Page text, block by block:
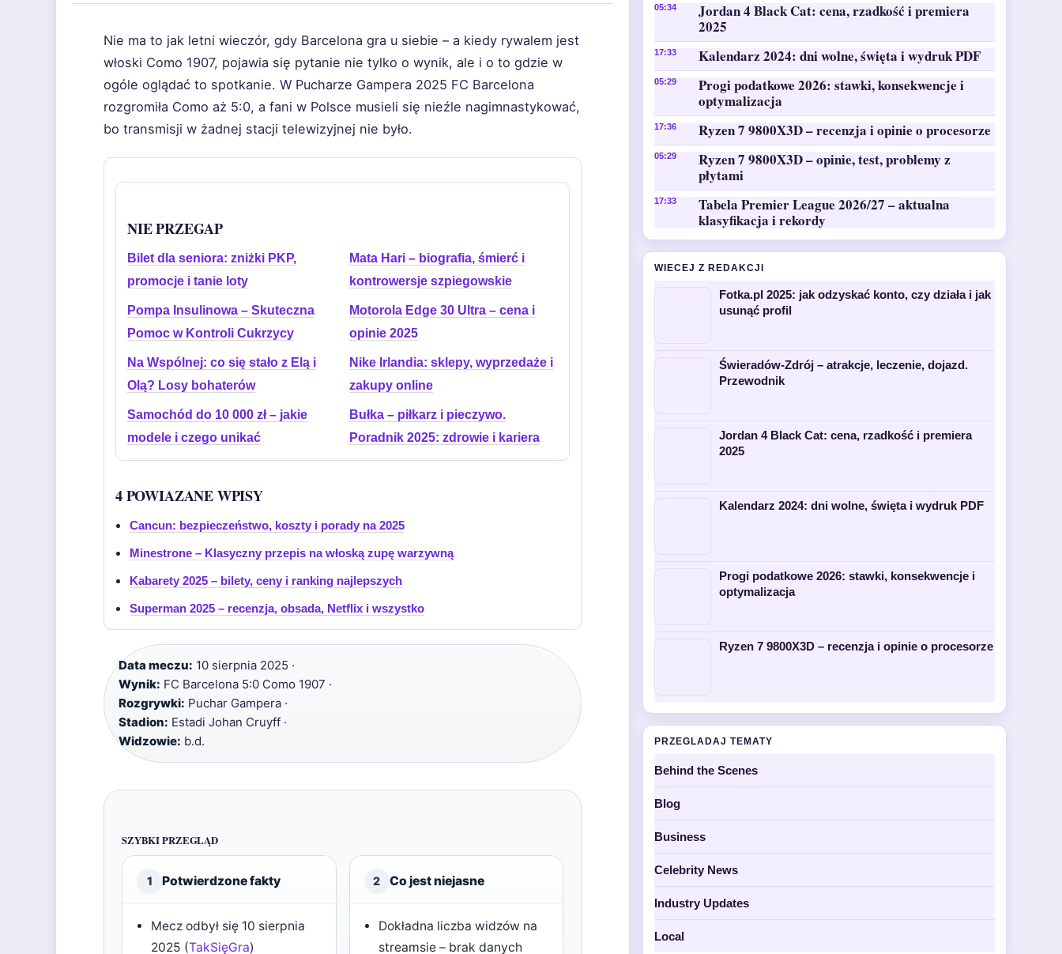
Nie ma to jak letni wieczór, gdy Barcelona gra u siebie – a kiedy rywalem jest
włoski Como 1907, pojawia się pytanie nie tylko o wynik, ale i o to gdzie w
ogóle oglądać to spotkanie. W Pucharze Gampera 2025 FC Barcelona
rozgromiła Como aż 5:0, a fani w Polsce musieli się nieźle nagimnastykować,
bo transmisji w żadnej stacji telewizyjnej nie było.
NIE PRZEGAP
Bilet dla seniora: zniżki PKP,
promocje i tanie loty
Mata Hari – biografia, śmierć i
kontrowersje szpiegowskie
Pompa Insulinowa – Skuteczna
Pomoc w Kontroli Cukrzycy
Motorola Edge 30 Ultra – cena i
opinie 2025
Na Wspólnej: co się stało z Elą i
Olą? Losy bohaterów
Nike Irlandia: sklepy, wyprzedaże i
zakupy online
Samochód do 10 000 zł – jakie
modele i czego unikać
Bułka – piłkarz i pieczywo.
Poradnik 2025: zdrowie i kariera
4 POWIAZANE WPISY
Cancun: bezpieczeństwo, koszty i porady na 2025
Minestrone – Klasyczny przepis na włoską zupę warzywną
Kabarety 2025 – bilety, ceny i ranking najlepszych
Superman 2025 – recenzja, obsada, Netflix i wszystko
Data meczu: 10 sierpnia 2025 ·
Wynik: FC Barcelona 5:0 Como 1907 ·
Rozgrywki: Puchar Gampera ·
Stadion: Estadi Johan Cruyff ·
Widzowie: b.d.
SZYBKI PRZEGLĄD
1 Potwierdzone fakty
Mecz odbył się 10 sierpnia
2025 (TakSięGra)
2 Co jest niejasne
Dokładna liczba widzów na
streamsie – brak danych
05:34
Jordan 4 Black Cat: cena, rzadkość i premiera
2025
17:33 Kalendarz 2024: dni wolne, święta i wydruk PDF
05:29
Progi podatkowe 2026: stawki, konsekwencje i
optymalizacja
17:36 Ryzen 7 9800X3D – recenzja i opinie o procesorze
05:29
Ryzen 7 9800X3D – opinie, test, problemy z
płytami
17:33
Tabela Premier League 2026/27 – aktualna
klasyfikacja i rekordy
WIECEJ Z REDAKCJI
Fotka.pl 2025: jak odzyskać konto, czy działa i jak
usunąć profil
Świeradów-Zdrój – atrakcje, leczenie, dojazd.
Przewodnik
Jordan 4 Black Cat: cena, rzadkość i premiera
2025
Kalendarz 2024: dni wolne, święta i wydruk PDF
Progi podatkowe 2026: stawki, konsekwencje i
optymalizacja
Ryzen 7 9800X3D – recenzja i opinie o procesorze
PRZEGLADAJ TEMATY
Behind the Scenes
Blog
Business
Celebrity News
Industry Updates
Local